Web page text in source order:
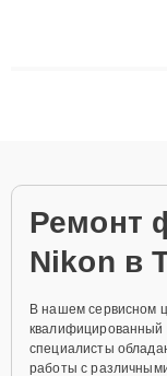
сохранением
Ремонт
Nikon в
В нашем сервисном
специалисты
работы с